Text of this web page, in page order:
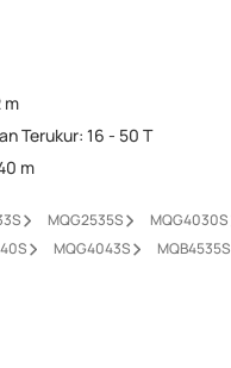
m
Terukur:16 - 50 T
m
MQG2535S
MQG4030S
MQG4043S MQB4535S